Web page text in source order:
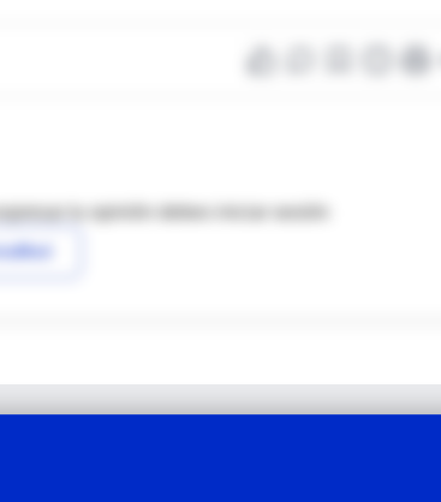
tu opinión debes iniciar sesión